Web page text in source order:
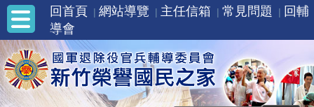
回首頁 網站導覽 主任信箱 常見問題
回輔
導會